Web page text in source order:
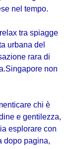
nel tempo.
tra spiagge
urbana del
rara di
non
chi è
e gentilezza,
esplorare con
dopo pagina,